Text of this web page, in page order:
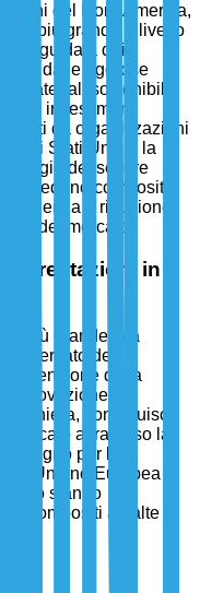
del Nord America,
più grande a livello
guidata dai
e dalle rigorose
materiali sostenibili.
con investimenti
da organizzazioni
degli Stati Uniti e la
del settore
richiedono compositi
e riduzione
del mercato.
Prestazioni in
più grande, sta
mercato dei
della
l'innovazione
pioniera, contribuisce
attraverso la
per la
Europea
stanno
di compositi ad alte